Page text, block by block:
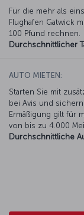
Für die mehr als
Flughafen Gatwick
100 Pfund rechnen.
Durchschnittlicher
AUTO MIETEN:
Starten Sie mit
bei Avis und
Ermäßigung gilt für
von bis zu 4.000
Durchschnittliche